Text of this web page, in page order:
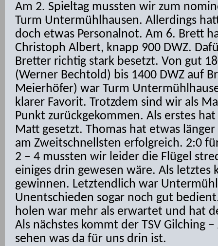
Am 2. Spieltag mussten wir zum
Turm Untermühlhausen. Allerdings
doch etwas Personalnot. Am 6. Brett
Christoph Albert, knapp 900 DWZ.
Bretter richtig stark besetzt. Von gut
(Werner Bechtold) bis 1400 DWZ auf
Meierhöfer) war Turm
klarer Favorit. Trotzdem sind wir als
Punkt zurückgekommen. Als erstes
Matt gesetzt. Thomas hat etwas
am Zweitschnellsten erfolgreich. 2:0
2 – 4 mussten wir leider die Flügel
einiges drin gewesen wäre. Als letztes
gewinnen. Letztendlich war
Unentschieden sogar noch gut
holen war mehr als erwartet und hat
Als nächstes kommt der TSV Gilching
sehen was da für uns drin ist.